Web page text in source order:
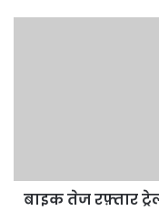
बाइक तेज रफ़्तार